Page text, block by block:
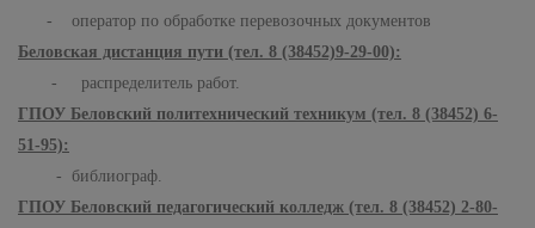
- оператор по обработке перевозочных документов
Беловская дистанция пути (тел. 8 (38452)9-29-00):
- распределитель работ.
ГПОУ Беловский политехнический техникум (тел. 8 (38452) 6-
51-95):
- библиограф.
ГПОУ Беловский педагогический колледж (тел. 8 (38452) 2-80-